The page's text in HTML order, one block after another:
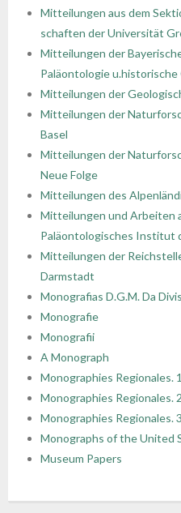
Mitteilungen aus dem
schaften der Universität
Mitteilungen der
Paläontologie u.historische
Mitteilungen der
Mitteilungen der
Basel
Mitteilungen der
Neue Folge
Mitteilungen des
Mitteilungen und Arbeiten
Paläontologisches Institut
Mitteilungen der
Darmstadt
Monografias D.G.M. Da
Monografie
Monografii
A Monograph
Monographies Regionales.
Monographies Regionales.
Monographies Regionales.
Monographs of the United
Museum Papers